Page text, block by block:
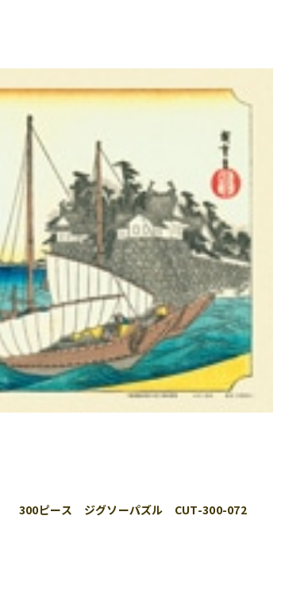
） 300ピース ジグソーパズル CUT-300-072